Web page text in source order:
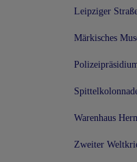
Leipziger
Märkisches
Warenhaus
Zweiter